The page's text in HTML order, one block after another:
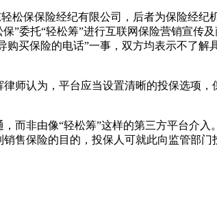
松保保险经纪有限公司，后者为保险经
”委托“轻松筹”进行互联网保险营销宣传
买保险的电话”一事，双方均表示不了
师认为，平台应当设置清晰的投保选项
而非由像“轻松筹”这样的第三方平台介
售保险的目的，投保人可就此向监管部门